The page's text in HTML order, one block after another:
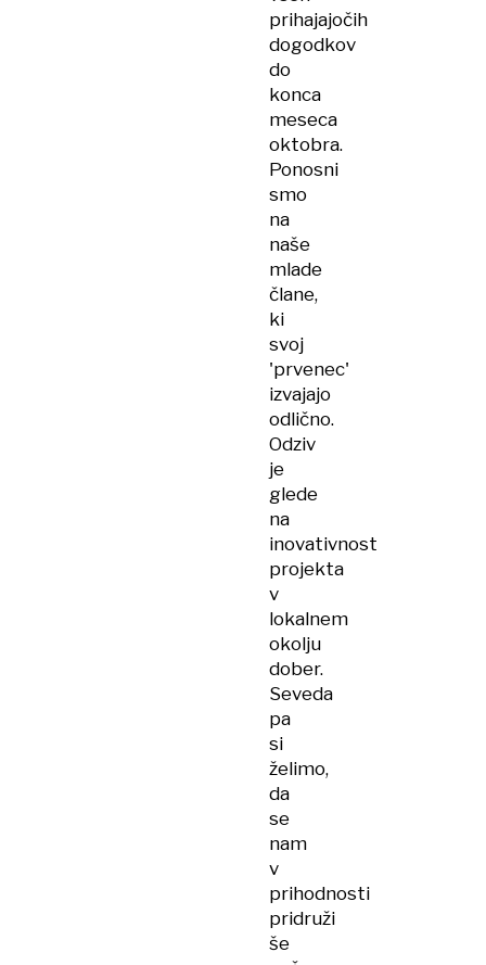
prihajajočih
dogodkov
do
konca
meseca
oktobra.
Ponosni
smo
na
naše
mlade
člane,
ki
svoj
'prvenec'
izvajajo
odlično.
Odziv
je
glede
na
inovativnost
projekta
v
lokalnem
okolju
dober.
Seveda
pa
si
želimo,
da
se
nam
v
prihodnosti
pridruži
še